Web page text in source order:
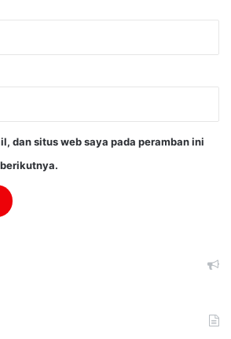
dan situs web saya pada peramban ini